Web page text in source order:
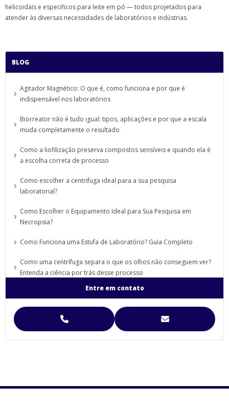
helicoidais e específicos para leite em pó — todos projetados para
atender às diversas necessidades de laboratórios e indústrias.
BLOG
Agitador Magnético: O que é, como funciona e por que é
indispensável nos laboratórios
Biorreator não é tudo igual: tipos, aplicações e por que a escala
muda completamente o resultado
Como a liofilização preserva compostos sensíveis e quando ela é
a escolha correta de processo
Como escolher a centrifuga ideal para a sua pesquisa
laboratorial?
Como Escolher o Equipamento Ideal para Sua Pesquisa em
Necropsia?
Como Funciona uma Estufa de Laboratório? Guia Completo
Como uma centrífuga separa o que os olhos não conseguem ver?
Entenda a ciência por trás desse processo
Desagregador De Celulose: Saiba Como Ele Funciona
Dry Block (Bloco Seco): O que é, sua função e importância nos
geram prejuízo financeiro
Entre em contato